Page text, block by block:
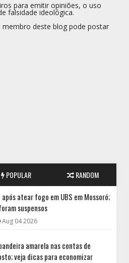
para emitir opiniões, o uso
falsidade ideológica.
deste blog pode postar
POPULAR RANDOM
após atear fogo em UBS em Mossoró;
suspensos
Aug 04 2026
amarela nas contas de
veja dicas para economizar